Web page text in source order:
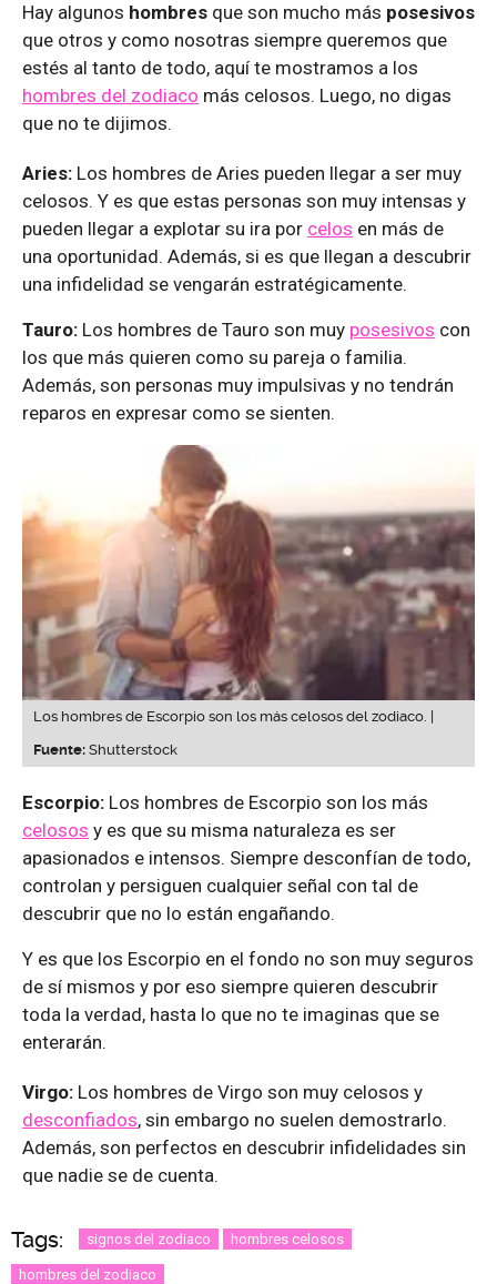
Hay algunos hombres que son mucho más posesivos
que otros y como nosotras siempre queremos que
estés al tanto de todo, aquí te mostramos a los
hombres del zodiaco más celosos. Luego, no digas
que no te dijimos.
Aries: Los hombres de Aries pueden llegar a ser muy
celosos. Y es que estas personas son muy intensas y
pueden llegar a explotar su ira por celos en más de
una oportunidad. Además, si es que llegan a descubrir
una infidelidad se vengarán estratégicamente.
Tauro: Los hombres de Tauro son muy posesivos con
los que más quieren como su pareja o familia.
Además, son personas muy impulsivas y no tendrán
reparos en expresar como se sienten.
Los hombres de Escorpio son los más celosos del zodiaco. |
Fuente: Shutterstock
Escorpio: Los hombres de Escorpio son los más
celosos y es que su misma naturaleza es ser
apasionados e intensos. Siempre desconfían de todo,
controlan y persiguen cualquier señal con tal de
descubrir que no lo están engañando.
Y es que los Escorpio en el fondo no son muy seguros
de sí mismos y por eso siempre quieren descubrir
toda la verdad, hasta lo que no te imaginas que se
enterarán.
Virgo: Los hombres de Virgo son muy celosos y
desconfiados, sin embargo no suelen demostrarlo.
Además, son perfectos en descubrir infidelidades sin
que nadie se de cuenta.
Tags: signos del zodiaco hombres celosos
hombres del zodiaco